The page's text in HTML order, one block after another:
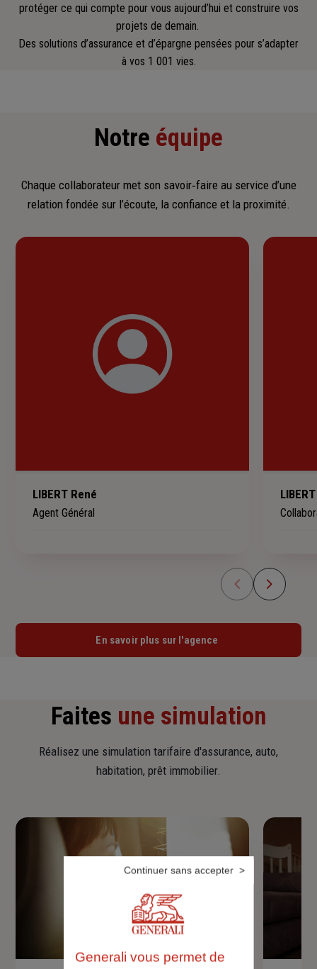
protéger ce qui compte pour vous aujourd’hui et construire vos
projets de demain.
Des solutions d’assurance et d’épargne pensées pour s’adapter
à vos 1 001 vies.
Notre équipe
Chaque collaborateur met son savoir‑faire au service d’une
relation fondée sur l’écoute, la confiance et la proximité.
LIBERT René
Agent Général
En savoir plus sur l'agence
Faites une simulation
Réalisez une simulation tarifaire d'assurance, auto,
habitation, prêt immobilier.
Generali vous permet de
Continuer sans accepter